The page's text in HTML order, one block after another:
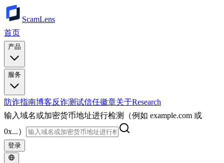
ScamLens
首页
产品
服务
防诈指南博客反诈测试信任徽章关于Research
输入域名或加密货币地址进行检测（例如 example.com 或
0x...）
登录